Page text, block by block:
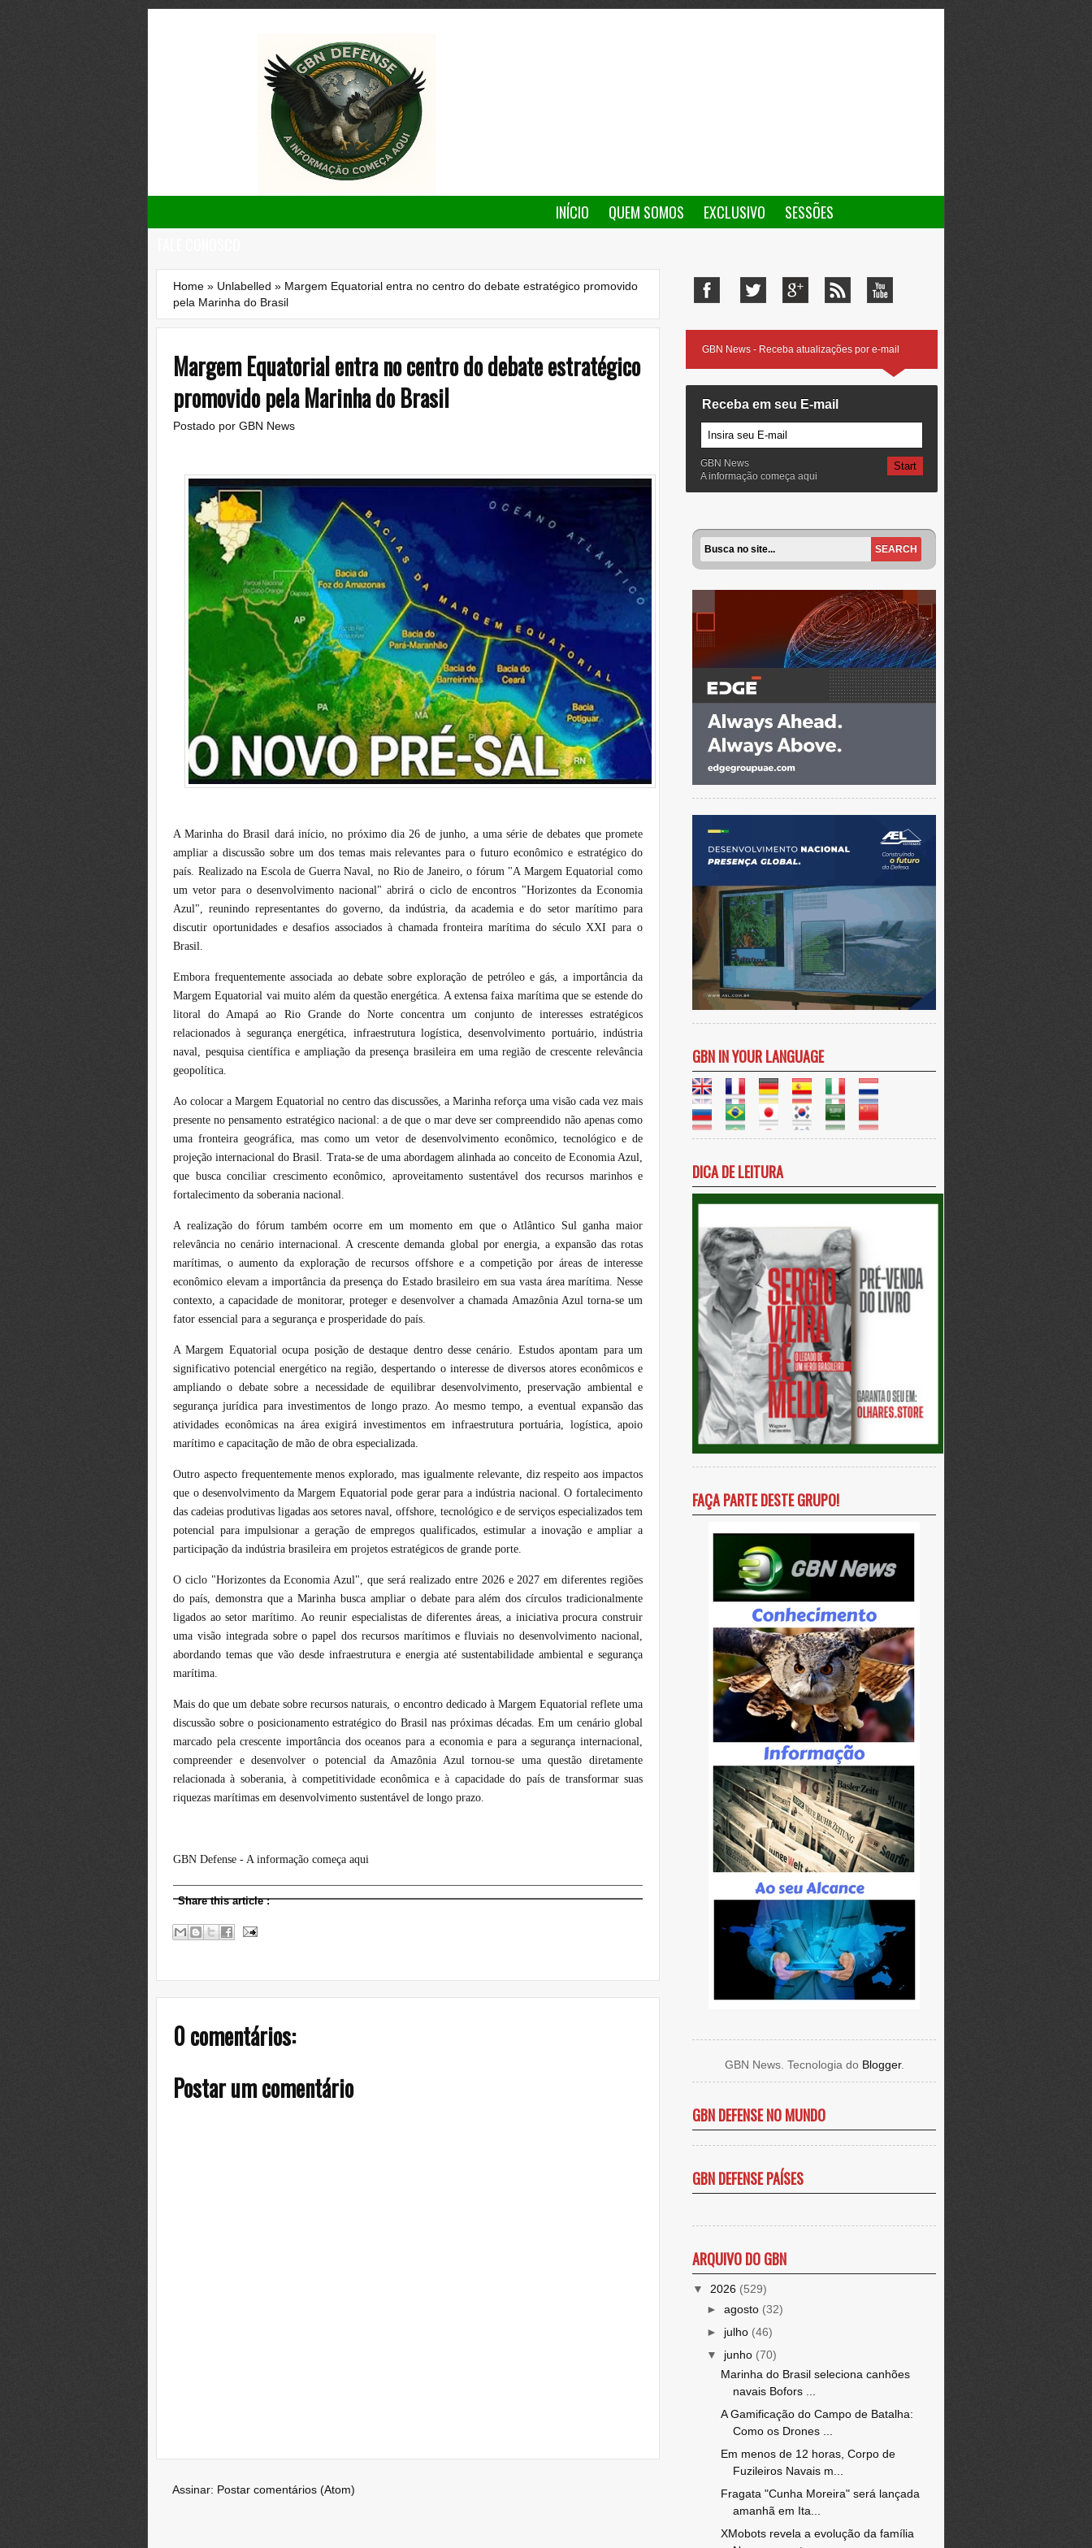
INÍCIO QUEM SOMOS EXCLUSIVO
SESSÕES
Home » Unlabelled » Margem Equatorial entra no centro do debate estratégico promovido
pela Marinha do Brasil
Margem Equatorial entra no centro do debate estratégico
promovido pela Marinha do Brasil
Postado por GBN News
A Marinha do Brasil dará início, no próximo dia 26 de junho, a uma série de debates que promete
ampliar a discussão sobre um dos temas mais relevantes para o futuro econômico e estratégico do
país. Realizado na Escola de Guerra Naval, no Rio de Janeiro, o fórum "A Margem Equatorial como
um vetor para o desenvolvimento nacional" abrirá o ciclo de encontros "Horizontes da Economia
Azul", reunindo representantes do governo, da indústria, da academia e do setor marítimo para
discutir oportunidades e desafios associados à chamada fronteira marítima do século XXI para o
Brasil.
Embora frequentemente associada ao debate sobre exploração de petróleo e gás, a importância da
Margem Equatorial vai muito além da questão energética. A extensa faixa marítima que se estende do
litoral do Amapá ao Rio Grande do Norte concentra um conjunto de interesses estratégicos
relacionados à segurança energética, infraestrutura logística, desenvolvimento portuário, indústria
naval, pesquisa científica e ampliação da presença brasileira em uma região de crescente relevância
geopolítica.
Ao colocar a Margem Equatorial no centro das discussões, a Marinha reforça uma visão cada vez mais
presente no pensamento estratégico nacional: a de que o mar deve ser compreendido não apenas como
uma fronteira geográfica, mas como um vetor de desenvolvimento econômico, tecnológico e de
projeção internacional do Brasil. Trata-se de uma abordagem alinhada ao conceito de Economia Azul,
que busca conciliar crescimento econômico, aproveitamento sustentável dos recursos marinhos e
fortalecimento da soberania nacional.
A realização do fórum também ocorre em um momento em que o Atlântico Sul ganha maior
relevância no cenário internacional. A crescente demanda global por energia, a expansão das rotas
marítimas, o aumento da exploração de recursos offshore e a competição por áreas de interesse
econômico elevam a importância da presença do Estado brasileiro em sua vasta área marítima. Nesse
contexto, a capacidade de monitorar, proteger e desenvolver a chamada Amazônia Azul torna-se um
fator essencial para a segurança e prosperidade do país.
A Margem Equatorial ocupa posição de destaque dentro desse cenário. Estudos apontam para um
significativo potencial energético na região, despertando o interesse de diversos atores econômicos e
ampliando o debate sobre a necessidade de equilibrar desenvolvimento, preservação ambiental e
segurança jurídica para investimentos de longo prazo. Ao mesmo tempo, a eventual expansão das
atividades econômicas na área exigirá investimentos em infraestrutura portuária, logística, apoio
marítimo e capacitação de mão de obra especializada.
Outro aspecto frequentemente menos explorado, mas igualmente relevante, diz respeito aos impactos
que o desenvolvimento da Margem Equatorial pode gerar para a indústria nacional. O fortalecimento
das cadeias produtivas ligadas aos setores naval, offshore, tecnológico e de serviços especializados tem
potencial para impulsionar a geração de empregos qualificados, estimular a inovação e ampliar a
participação da indústria brasileira em projetos estratégicos de grande porte.
O ciclo "Horizontes da Economia Azul", que será realizado entre 2026 e 2027 em diferentes regiões
do país, demonstra que a Marinha busca ampliar o debate para além dos círculos tradicionalmente
ligados ao setor marítimo. Ao reunir especialistas de diferentes áreas, a iniciativa procura construir
uma visão integrada sobre o papel dos recursos marítimos e fluviais no desenvolvimento nacional,
abordando temas que vão desde infraestrutura e energia até sustentabilidade ambiental e segurança
marítima.
Mais do que um debate sobre recursos naturais, o encontro dedicado à Margem Equatorial reflete uma
discussão sobre o posicionamento estratégico do Brasil nas próximas décadas. Em um cenário global
marcado pela crescente importância dos oceanos para a economia e para a segurança internacional,
compreender e desenvolver o potencial da Amazônia Azul tornou-se uma questão diretamente
relacionada à soberania, à competitividade econômica e à capacidade do país de transformar suas
riquezas marítimas em desenvolvimento sustentável de longo prazo.
GBN Defense - A informação começa aqui
Share this article:
0 comentários:
Postar um comentário
Assinar: Postar comentários (Atom)
GBN News - Receba atualizações por e-mail
Receba em seu E-mail
GBN News
A informação começa aqui
GBN IN YOUR LANGUAGE
DICA DE LEITURA
FAÇA PARTE DESTE GRUPO!
GBN News. Tecnologia do Blogger.
GBN DEFENSE NO MUNDO
GBN DEFENSE PAÍSES
ARQUIVO DO GBN
▼ 2026 (529)
► agosto (32)
► julho (46)
▼ junho (70)
Marinha do Brasil seleciona canhões
navais Bofors ...
A Gamificação do Campo de Batalha:
Como os Drones ...
Em menos de 12 horas, Corpo de
Fuzileiros Navais m...
Fragata "Cunha Moreira" será lançada
amanhã em Ita...
XMobots revela a evolução da família